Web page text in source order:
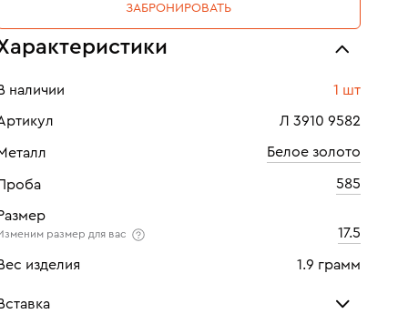
ЗАБРОНИРОВАТЬ
наличии 1 шт
Л 3910 9582
Белое золото
585
размер для вас 17.5
изделия 1.9 грамм